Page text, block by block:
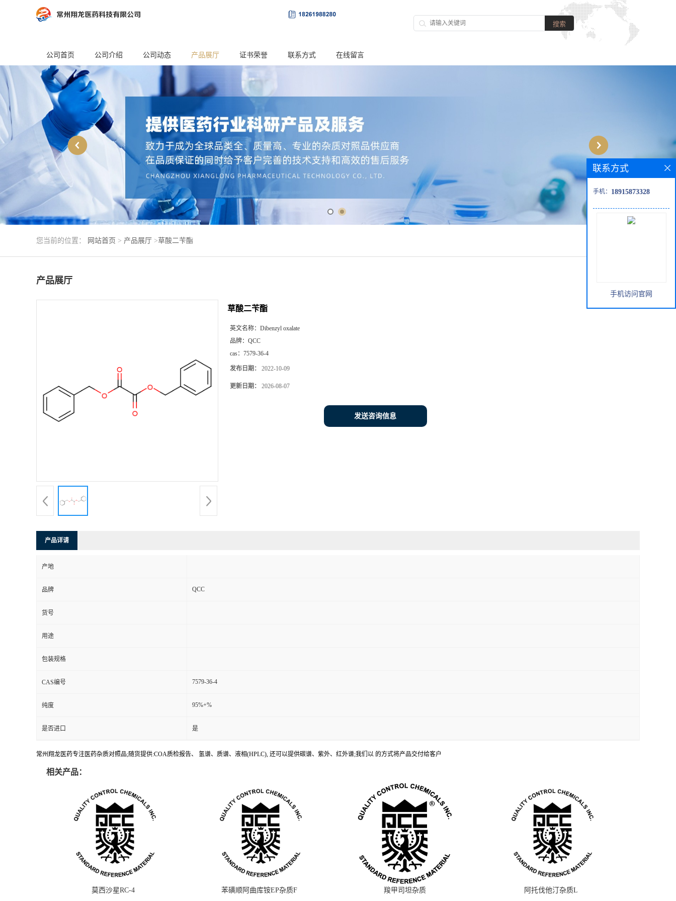
公司首页 公司介绍 公司动态 产品展厅 证书荣誉 联系方式 在线留言
您当前的位置： 网站首页 > 产品展厅 >草酸二苄酯
产品展厅
草酸二苄酯
英文名称： Dibenzyl oxalate
品牌： QCC
cas： 7579-36-4
发布日期： 2022-10-09
更新日期： 2026-08-07
发送咨询信息
产品详请
产地
品牌 QCC
货号
用途
包装规格
CAS编号 7579-36-4
纯度 95%+%
是否进口 是
常州翔龙医药专注医药杂质对照品;随货提供:COA质检报告、 氢谱、质谱、液相(HPLC), 还可以提供碳谱、紫外、红外谱;我们以 的方式将产品交付给客户
相关产品：
莫西沙星RC-4 苯磺顺阿曲库铵EP杂质F 羧甲司坦杂质 阿托伐他汀杂质L
联系方式
手机： 18915873328
手机访问官网